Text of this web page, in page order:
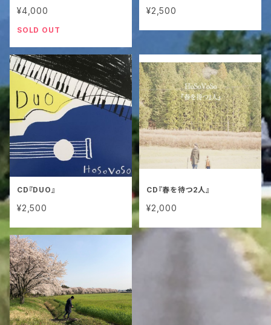
¥4,000
SOLD OUT
¥2,500
CD『DUO』
¥2,500
CD『春を待つ2人』
¥2,000